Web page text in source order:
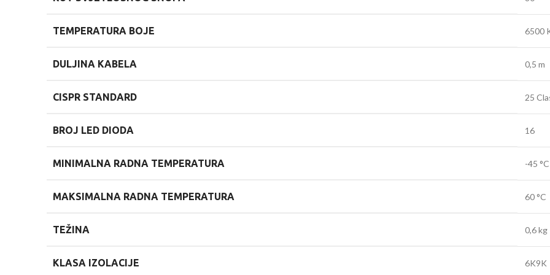
TEMPERATURA BOJE 6500
DULJINA KABELA 0,5 m
CISPR STANDARD 25
BROJ LED DIODA 16
MINIMALNA RADNA TEMPERATURA -45 °C
MAKSIMALNA RADNA TEMPERATURA 60 °C
TEŽINA 0,6 kg
KLASA IZOLACIJE 6K9K